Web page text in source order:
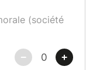
(société